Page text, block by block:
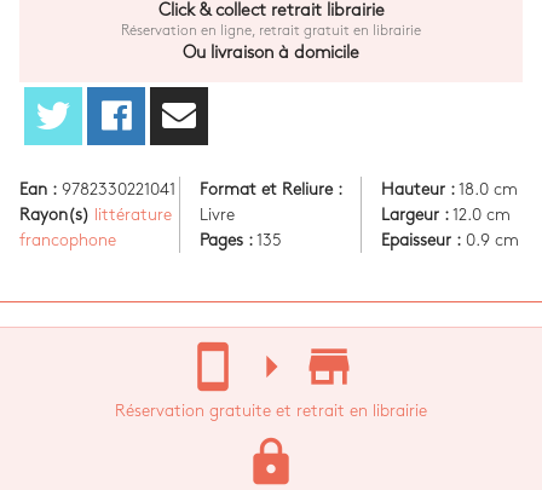
Click & collect retrait librairie
Réservation en ligne, retrait gratuit en librairie
Ou livraison à domicile
Ean : 9782330221041
Rayon(s)
littérature
francophone
Format et Reliure :
Livre
Pages : 135
Hauteur :18.0 cm
Largeur :12.0 cm
Epaisseur :0.9 cm
stay_current_portrait arrow_right store_mall_directory
Réservation gratuite et retrait en librairie
lock